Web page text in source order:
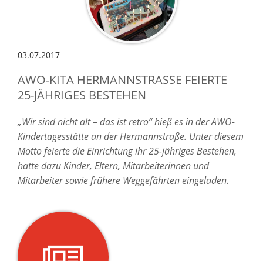
03.07.2017
AWO-KITA HERMANNSTRASSE FEIERTE 2
5-JÄHRIGES BESTEHEN
„Wir sind nicht alt – das ist retro“ hieß es in der AWO-
Kindertagesstätte an der Hermannstraße. Unter diesem
Motto feierte die Einrichtung ihr 25-jähriges Bestehen,
hatte dazu Kinder, Eltern, Mitarbeiterinnen und
Mitarbeiter sowie frühere Weggefährten eingeladen.